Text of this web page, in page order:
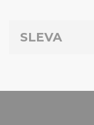
SLEVA